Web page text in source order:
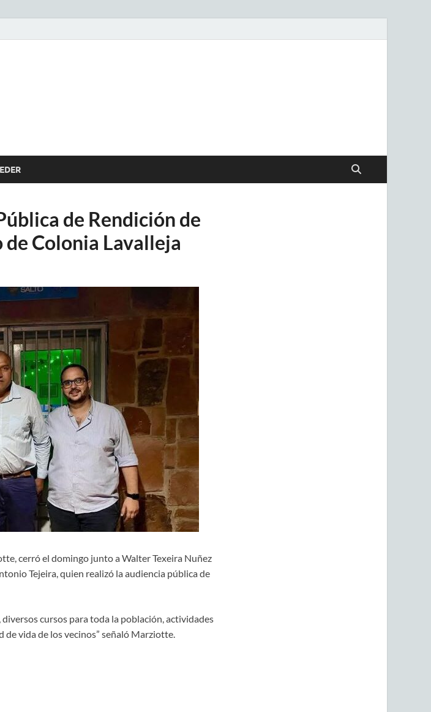
de Rendición de
Colonia Lavalleja
cerró el domingo junto a Walter Texeira Nuñez
Tejeira, quien realizó la audiencia pública de
cursos para toda la población, actividades
de vida de los vecinos” señaló Marziotte.